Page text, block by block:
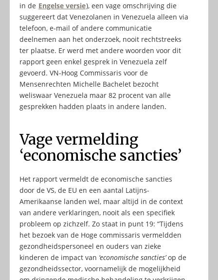
in de Engelse versie), een vage omschrijving die
suggereert dat Venezolanen in Venezuela alleen via
telefoon, e-mail of andere communicatie
deelnemen aan het onderzoek, nooit rechtstreeks
ter plaatse. Er werd met andere woorden voor dit
rapport geen enkel gesprek in Venezuela zelf
gevoerd. VN-Hoog Commissaris voor de
Mensenrechten Michelle Bachelet bezocht
weliswaar Venezuela maar 82 procent van alle
gesprekken hadden plaats in andere landen.
Vage vermelding
‘economische sancties’
Het rapport vermeldt de economische sancties
door de VS, de EU en een aantal Latijns-
Amerikaanse landen wel, maar altijd in de context
van andere verklaringen, nooit als een specifiek
probleem op zichzelf. Zo staat in punt 19: “Tijdens
het bezoek van de Hoge commissaris vermeldden
gezondheidspersoneel en ouders van zieke
kinderen de impact van ‘economische sancties’op de
gezondheidssector, voornamelijk de mogelijkheid